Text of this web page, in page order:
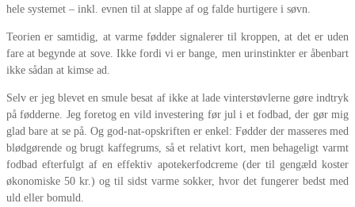
hele systemet – inkl. evnen til at slappe af og falde hurtigere i søvn.
Teorien er samtidig, at varme fødder signalerer til kroppen, at det er uden
fare at begynde at sove. Ikke fordi vi er bange, men urinstinkter er åbenbart
ikke sådan at kimse ad.
Selv er jeg blevet en smule besat af ikke at lade vinterstøvlerne gøre indtryk
på fødderne. Jeg foretog en vild investering før jul i et fodbad, der gør mig
glad bare at se på. Og god-nat-opskriften er enkel: Fødder der masseres med
blødgørende og brugt kaffegrums, så et relativt kort, men behageligt varmt
fodbad efterfulgt af en effektiv apotekerfodcreme (der til gengæld koster
økonomiske 50 kr.) og til sidst varme sokker, hvor det fungerer bedst med
uld eller bomuld.